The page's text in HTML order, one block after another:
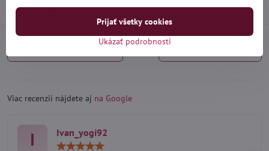
Diskusia 0
Viac recenzií nájdete aj na Google
I Ivan_yogi92
Ukázať podrobnosti
Prijať všetky cookies